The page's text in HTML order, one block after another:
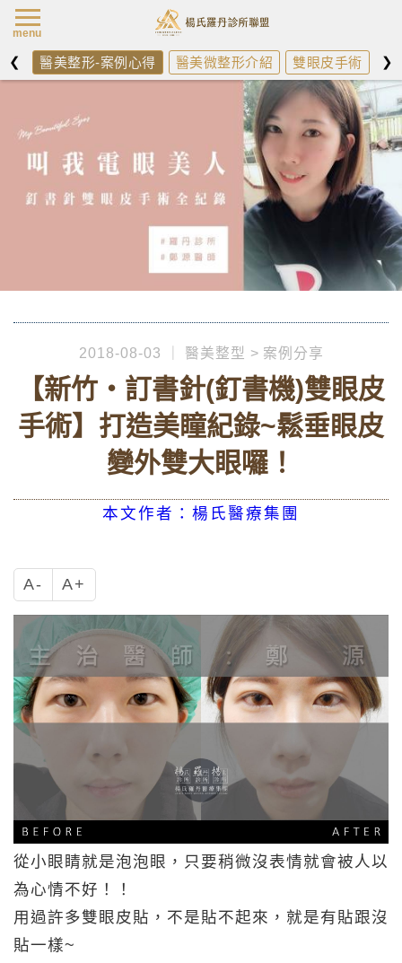
❮ 醫美整形-案例心得 醫美微整形介紹 雙眼皮手術 開
❯
2018-08-03 醫美整型 案例分享
【新竹‧訂書針(釘書機)雙眼皮
手術】打造美瞳紀錄~鬆垂眼皮
變外雙大眼囉！
本文作者：楊氏醫療集團
A- A+
從小眼睛就是泡泡眼，只要稍微沒表情就會被人以
為心情不好！！
用過許多雙眼皮貼，不是貼不起來，就是有貼跟沒
貼一樣~
menu